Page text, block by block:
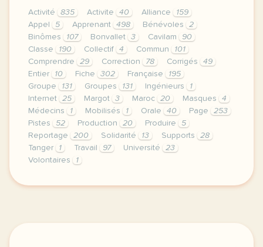
Activité 835 Activite 40 Alliance
159
Appel
5 Apprenant 498 Bénévoles
2
Binômes
107 Bonvallet 3 Cavilam
90
Classe
190 Collectif 4 Commun
101
Comprendre
29 Correction 78 Corrigés
49
Entier
10 Fiche 302 Française
195
Groupe
131 Groupes 131 Ingénieurs
1
Internet
25 Margot 3 Maroc 20 Masques
4
Médecins
1 Mobilisés 1 Orale 40 Page
253
Pistes
52 Production 20 Produire
5
Reportage
200 Solidarité 13 Supports
28
Tanger
1 Travail 97 Université
23
Volontaires
1
le respect de votre vie privee est une priorite